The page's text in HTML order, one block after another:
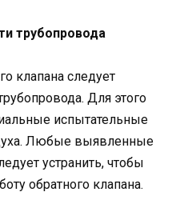
трубопровода
клапана следует
Для этого
испытательные
Любые выявленные
устранить, чтобы
обратного клапана.